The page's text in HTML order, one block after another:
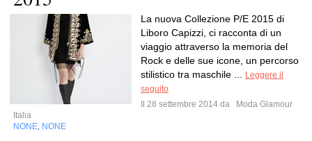
La nuova Collezione P/E 2015 di
Liboro Capizzi, ci racconta di un
viaggio attraverso la memoria del
Rock e delle sue icone, un percorso
stilistico tra maschile ...
Leggere il
seguito
Il 28 settembre 2014 da
Moda Glamour
Italia
NONE NONE